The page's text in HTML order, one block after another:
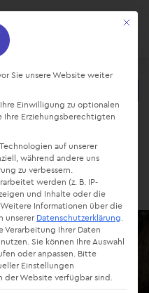
Ansehen
Login
Mit
Präferenz
Sie unsere Website weiter
Einwilligung zu optionalen
Ihre Erziehungsberechtigten
auf unserer
während andere uns
zu verbessern.
werden (z. B. IP-
und Inhalte oder die
Weitere Informationen über die
unserer Datenschutzerklärung.
Verarbeitung Ihrer Daten
Sie können Ihre Auswahl
oder anpassen. Bitte
Einstellungen
der Website verfügbar sind.